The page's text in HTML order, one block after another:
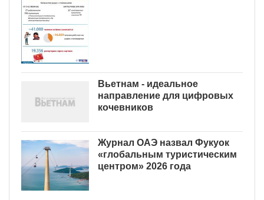
Вьетнам - идеальное
направление для цифровых
кочевников
Журнал ОАЭ назвал Фукуок
«глобальным туристическим
центром» 2026 года